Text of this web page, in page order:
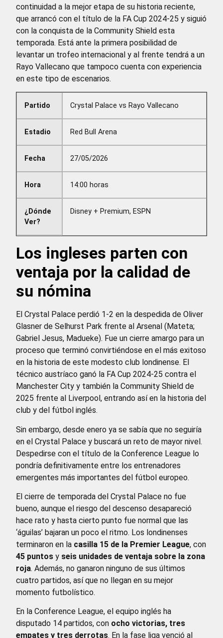
continuidad a la mejor etapa de su historia reciente,
que arrancó con el título de la FA Cup 2024-25 y siguió
con la conquista de la Community Shield esta
temporada. Está ante la primera posibilidad de
levantar un trofeo internacional y al frente tendrá a un
Rayo Vallecano que tampoco cuenta con experiencia
en este tipo de escenarios.
Partido
Estadio
Fecha
Hora
¿Dónde
Ver?
Crystal Palace vs Rayo Vallecano
Red Bull Arena
27/05/2026
14:00 horas
Disney + Premium, ESPN
Los ingleses parten con
ventaja por la calidad de
su nómina
El Crystal Palace perdió 1-2 en la despedida de Oliver
Glasner de Selhurst Park frente al Arsenal (Mateta;
Gabriel Jesus, Madueke). Fue un cierre amargo para un
proceso que terminó convirtiéndose en el más exitoso
en la historia de este modesto club londinense. El
técnico austríaco ganó la FA Cup 2024-25 contra el
Manchester City y también la Community Shield de
2025 frente al Liverpool, entrando así en la historia del
club y del fútbol inglés.
Sin embargo, desde enero ya se sabía que no seguiría
en el Crystal Palace y buscará un reto de mayor nivel.
Despedirse con el título de la Conference League lo
pondría definitivamente entre los entrenadores
emergentes más importantes del fútbol europeo.
El cierre de temporada del Crystal Palace no fue
bueno, aunque el riesgo del descenso desapareció
hace rato y hasta cierto punto fue normal que las
‘águilas’ bajaran un poco el ritmo. Los londinenses
terminaron en la casilla 15 de la Premier League, con
45 puntos y seis unidades de ventaja sobre la zona
roja. Además, no ganaron ninguno de sus últimos
cuatro partidos, así que no llegan en su mejor
momento futbolístico.
En la Conference League, el equipo inglés ha
disputado 14 partidos, con ocho victorias, tres
empates y tres derrotas. En la fase liga venció al